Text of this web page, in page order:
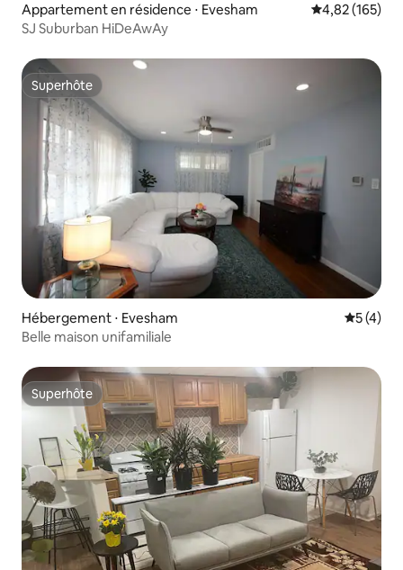
Appartement en résidence ⋅ Evesham Évaluation
4,82 (165)
SJ Suburban HiDeAwAy
Superhôte
Superhôte
Hébergement ⋅ Evesham
5 (4)
Belle maison unifamiliale
Superhôte
Superhôte